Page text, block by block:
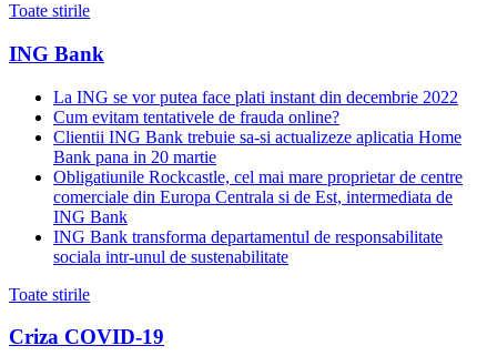
Toate stirile
ING Bank
La ING se vor putea face plati instant din decembrie 2022
Cum evitam tentativele de frauda online?
Clientii ING Bank trebuie sa-si actualizeze aplicatia Home
Bank pana in 20 martie
Obligatiunile Rockcastle, cel mai mare proprietar de centre
comerciale din Europa Centrala si de Est, intermediata de
ING Bank
ING Bank transforma departamentul de responsabilitate
sociala intr-unul de sustenabilitate
Toate stirile
Criza COVID-19